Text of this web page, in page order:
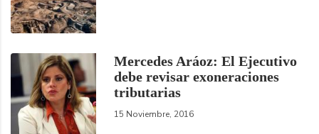
Mercedes Aráoz: El Ejecutivo
debe revisar exoneraciones
tributarias
15 Noviembre, 2016